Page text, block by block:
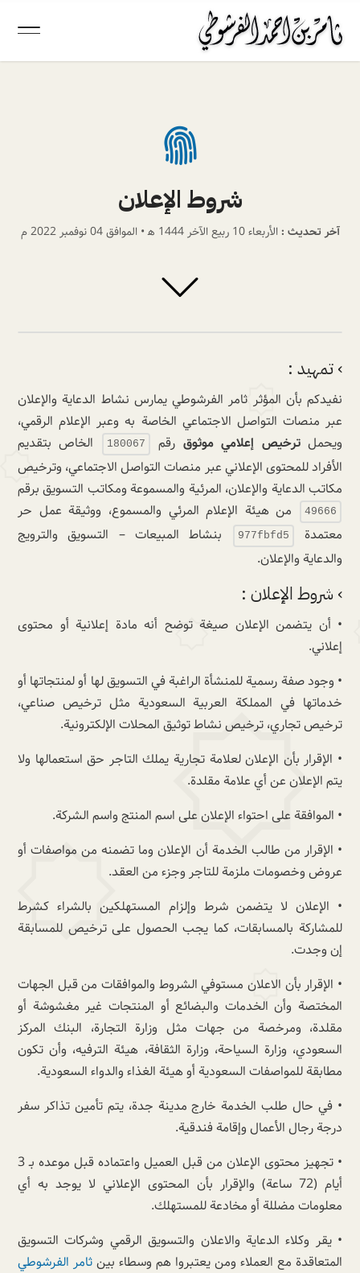

شروط الإعلان
آخر تحديث : الأربعاء 10 ربيع الآخر 1444 ﻫ • الموافق 04 نوفمبر 2022 م
› تمهيد :
نفيدكم بأن المؤثر ثامر الفرشوطي يمارس نشاط الدعاية والإعلان
عبر منصات التواصل الاجتماعي الخاصة به وعبر الإعلام الرقمي،
ويحملترخيص إعلامي موثوق رقم 180067
الخاص بتقديم
الأفراد للمحتوى الإعلاني عبر منصات التواصل الاجتماعي، وترخيص
مكاتب الدعاية والإعلان، المرئية والمسموعة ومكاتب التسويق برقم
49666
من هيئة الإعلام المرئي والمسموع، ووثيقة عمل حر
معتمدة
977fbfd5
بنشاط المبيعات – التسويق والترويج
والدعاية والإعلان.
› شروط الإعلان :
• أن يتضمن الإعلان صيغة توضح أنه مادة إعلانية أو محتوى
إعلاني.
• وجود صفة رسمية للمنشأة الراغبة في التسويق لها أو لمنتجاتها أو
خدماتها في المملكة العربية السعودية مثل ترخيص صناعي،
ترخيص تجاري، ترخيص نشاط توثيق المحلات الإلكترونية.
• الإقرار بأن الإعلان لعلامة تجارية يملك التاجر حق استعمالها ولا
يتم الإعلان عن أي علامة مقلدة.
• الموافقة على احتواء الإعلان على اسم المنتج واسم الشركة.
• الإقرار من طالب الخدمة أن الإعلان وما تضمنه من مواصفات أو
عروض وخصومات ملزمة للتاجر وجزء من العقد.
• الإعلان لا يتضمن شرط وإلزام المستهلكين بالشراء كشرط
للمشاركة بالمسابقات، كما يجب الحصول على ترخيص للمسابقة
إن وجدت.
• الإقرار بأن الاعلان مستوفي الشروط والموافقات من قبل الجهات
المختصة وأن الخدمات والبضائع أو المنتجات غير مغشوشة أو
مقلدة، ومرخصة من جهات مثل وزارة التجارة، البنك المركز
السعودي، وزارة السياحة، وزارة الثقافة، هيئة الترفيه، وأن تكون
مطابقة للمواصفات السعودية أو هيئة الغذاء والدواء السعودية.
• في حال طلب الخدمة خارج مدينة جدة، يتم تأمين تذاكر سفر
درجة رجال الأعمال وإقامة فندقية.
• تجهيز محتوى الإعلان من قبل العميل واعتماده قبل موعده بـ 3
أيام (72 ساعة) والإقرار بأن المحتوى الإعلاني لا يوجد به أي
معلومات مضللة أو مخادعة للمستهلك.
• يقر وكلاء الدعاية والاعلان والتسويق الرقمي وشركات التسويق
المتعاقدة مع العملاء ومن يعتبروا هم وسطاء بين ثامر الفرشوطي